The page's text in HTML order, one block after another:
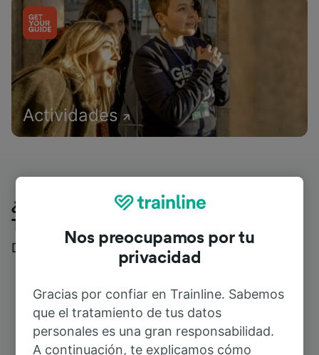
Actividades
¿Qué piensan nuestros clientes de
Trainline?
Descubre reseñas reales de nuestros viajeros
Nos preocupamos por tu
privacidad
Gracias por confiar en Trainline. Sabemos
que el tratamiento de tus datos
personales es una gran responsabilidad.
A continuación, te explicamos cómo